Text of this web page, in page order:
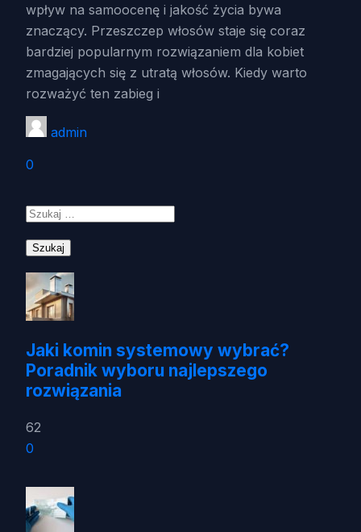
wpływ na samoocenę i jakość życia bywa
znaczący. Przeszczep włosów staje się coraz
bardziej popularnym rozwiązaniem dla kobiet
zmagających się z utratą włosów. Kiedy warto
rozważyć ten zabieg i
admin
0
Jaki komin systemowy wybrać?
Poradnik wyboru najlepszego
rozwiązania
62
0